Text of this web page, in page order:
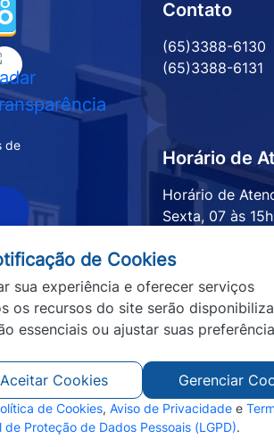
de
Contato
(65)3388-6130
(65)3388-6131
Horário de
Horário de
Sexta, 07 às 15h
Senhora do Livramento - MT -
de Cookies
sua experiência e oferecer serviços
os recursos do site serão
essenciais ou ajustar suas
Aceitar Cookies Gerenciar
de Cookies, Aviso de Privacidade e
de Proteção de Dados Pessoais (LGPD).